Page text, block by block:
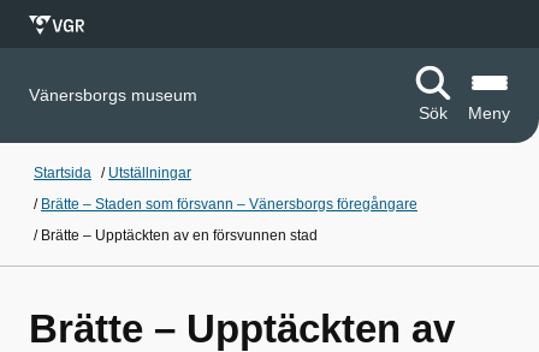
Vänersborgs museum
Sök
Meny
Startsida / Utställningar
/ Brätte – Staden som försvann – Vänersborgs föregångare
/ Brätte – Upptäckten av en försvunnen stad
Brätte – Upptäckten av